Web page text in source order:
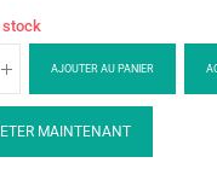
stock
AJOUTER AU PANIER
MAINTENANT